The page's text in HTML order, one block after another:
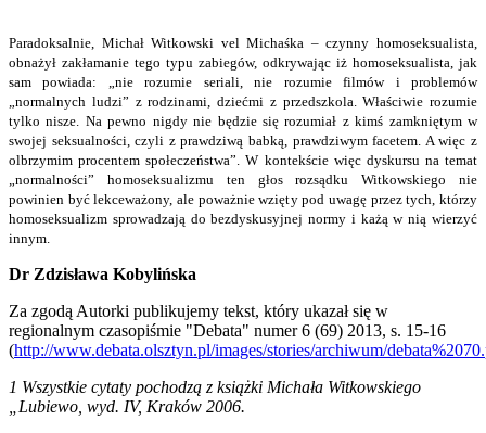
Paradoksalnie, Michał Witkowski vel Michaśka – czynny homoseksualista,
obnażył zakłamanie tego typu zabiegów, odkrywając iż homoseksualista, jak
sam powiada: „nie rozumie seriali, nie rozumie filmów i problemów
„normalnych ludzi” z rodzinami, dziećmi z przedszkola. Właściwie rozumie
tylko nisze. Na pewno nigdy nie będzie się rozumiał z kimś zamkniętym w
swojej seksualności, czyli z prawdziwą babką, prawdziwym facetem. A więc z
olbrzymim procentem społeczeństwa”. W kontekście więc dyskursu na temat
„normalności” homoseksualizmu ten głos rozsądku Witkowskiego nie
powinien być lekceważony, ale poważnie wzięty pod uwagę przez tych, którzy
homoseksualizm sprowadzają do bezdyskusyjnej normy i każą w nią wierzyć
innym.
Dr Zdzisława Kobylińska
Za zgodą Autorki publikujemy tekst, który ukazał się w
regionalnym czasopiśmie "Debata" numer 6 (69) 2013, s. 15-16
(http://www.debata.olsztyn.pl/images/stories/archiwum/
1 Wszystkie cytaty pochodzą z książki Michała Witkowskiego
„Lubiewo, wyd. IV, Kraków 2006.